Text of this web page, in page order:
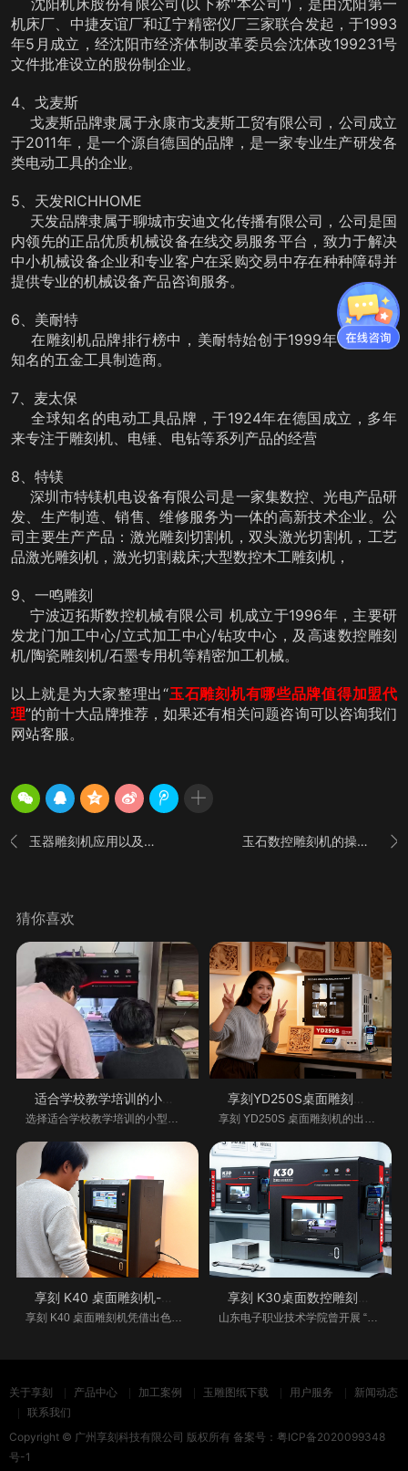
沈阳机床股份有限公司(以下称"本公司")，是由沈阳第一
机床厂、中捷友谊厂和辽宁精密仪厂三家联合发起，于1993
年5月成立，经沈阳市经济体制改革委员会沈体改199231号
文件批准设立的股份制企业。
4、戈麦斯
戈麦斯品牌隶属于永康市戈麦斯工贸有限公司，公司成立
于2011年，是一个源自德国的品牌，是一家专业生产研发各
类电动工具的企业。
5、天发RICHHOME
天发品牌隶属于聊城市安迪文化传播有限公司，公司是国
内领先的正品优质机械设备在线交易服务平台，致力于解决
中小机械设备企业和专业客户在采购交易中存在种种障碍并
提供专业的机械设备产品咨询服务。
6、美耐特
在雕刻机品牌排行榜中，美耐特始创于1999年，是我国
知名的五金工具制造商。
7、麦太保
全球知名的电动工具品牌，于1924年在德国成立，多年
来专注于雕刻机、电锤、电钻等系列产品的经营
8、特镁
深圳市特镁机电设备有限公司是一家集数控、光电产品研
发、生产制造、销售、维修服务为一体的高新技术企业。公
司主要生产产品：激光雕刻切割机，双头激光切割机，工艺
品激光雕刻机，激光切割裁床;大型数控木工雕刻机，
9、一鸣雕刻
宁波迈拓斯数控机械有限公司 机成立于1996年，主要研
发龙门加工中心/立式加工中心/钻攻中心，及高速数控雕刻
机/陶瓷雕刻机/石墨专用机等精密加工机械。
以上就是为大家整理出“玉石雕刻机有哪些品牌值得加盟代
理”的前十大品牌推荐，如果还有相关问题咨询可以咨询我们
网站客服。
 玉器雕刻机应用以及区分_享刻雕刻机厂家 
玉石数控雕刻机的操作步骤介绍
猜你喜欢
享刻 K40 桌面雕刻机凭借出色性能，在多个行业大 山东电子职业技术学院曾开展 “雕刻机使用实践
关于享刻 产品中心 加工案例 玉雕图纸下载 用户服务
新闻动态
联系我们
Copyright © 广州享刻科技有限公司 版权所有 备案号： 粤ICP备2020099348
号-1